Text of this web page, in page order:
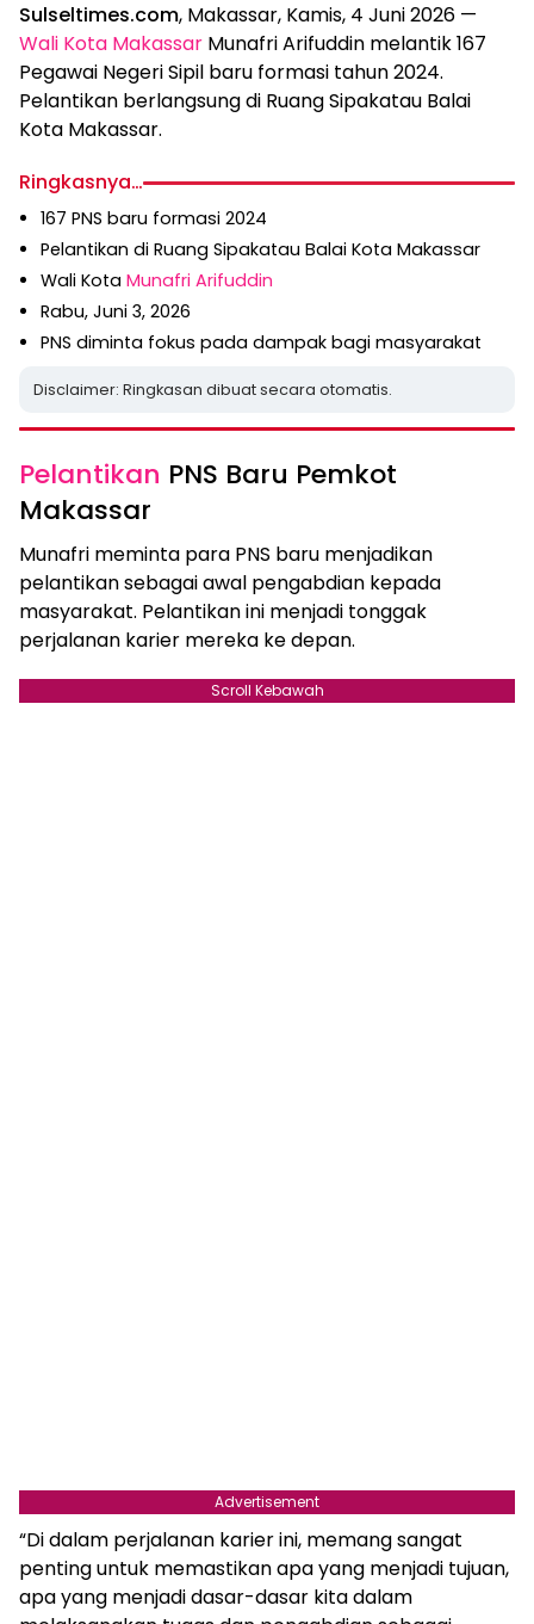
Sulseltimes.com, Makassar, Kamis, 4 Juni 2026 —
Wali Kota Makassar Munafri Arifuddin melantik 167
Pegawai Negeri Sipil baru formasi tahun 2024.
Pelantikan berlangsung di Ruang Sipakatau Balai
Kota Makassar.
Ringkasnya…
167 PNS baru formasi 2024
Pelantikan di Ruang Sipakatau Balai Kota Makassar
Wali Kota Munafri Arifuddin
Rabu, Juni 3, 2026
PNS diminta fokus pada dampak bagi masyarakat
Disclaimer: Ringkasan dibuat secara otomatis.
Pelantikan PNS Baru Pemkot
Makassar
Munafri meminta para PNS baru menjadikan
pelantikan sebagai awal pengabdian kepada
masyarakat. Pelantikan ini menjadi tonggak
perjalanan karier mereka ke depan.
Scroll Kebawah
Advertisement
“Di dalam perjalanan karier ini, memang sangat
penting untuk memastikan apa yang menjadi tujuan,
apa yang menjadi dasar-dasar kita dalam